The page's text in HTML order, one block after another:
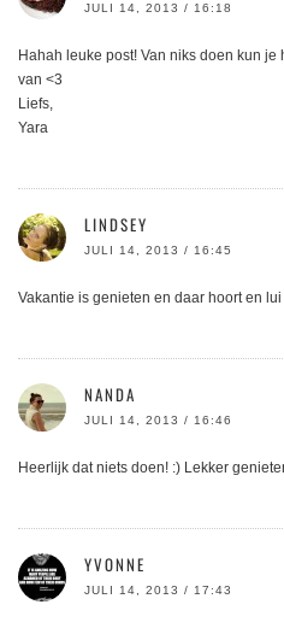
JULI 14, 2013 / 16:18
Hahah leuke post! Van niks doen kun
van <3
Liefs,
Yara
LINDSEY
JULI 14, 2013 / 16:45
Vakantie is genieten en daar hoort en
NANDA
JULI 14, 2013 / 16:46
Heerlijk dat niets doen! :) Lekker
YVONNE
JULI 14, 2013 / 17:43